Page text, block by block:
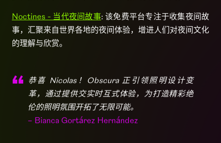
Noctines - 当代夜间故事
: 该免费平台专注于收集夜间故
事，汇聚来自世界各地的夜间体验，增进人们对夜间文化
恭喜 Nicolas！Obscura 正引领照明设计变
革，通过提供交实时互式体验，为打造精彩绝
伦的照明氛围开拓了无限可能。